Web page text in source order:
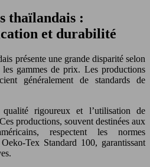
thaïlandais :
et durabilité
présente une grande disparité selon
gammes de prix. Les productions
généralement de standards de
rigoureux et l’utilisation de
productions, souvent destinées aux
respectent les normes
Tex Standard 100, garantissant